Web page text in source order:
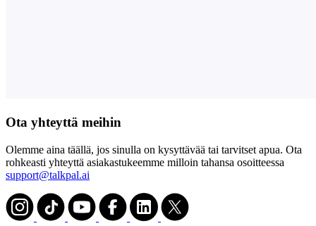
Ota yhteyttä meihin
Olemme aina täällä, jos sinulla on kysyttävää tai tarvitset apua. Ota
rohkeasti yhteyttä asiakastukeemme milloin tahansa osoitteessa
support@talkpal.ai